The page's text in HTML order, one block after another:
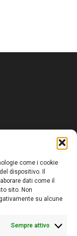
come i cookie
dispositivo. Il
dati come il
sito. Non
su alcune
Sempre attivo
“liberamente” i
rivolto al